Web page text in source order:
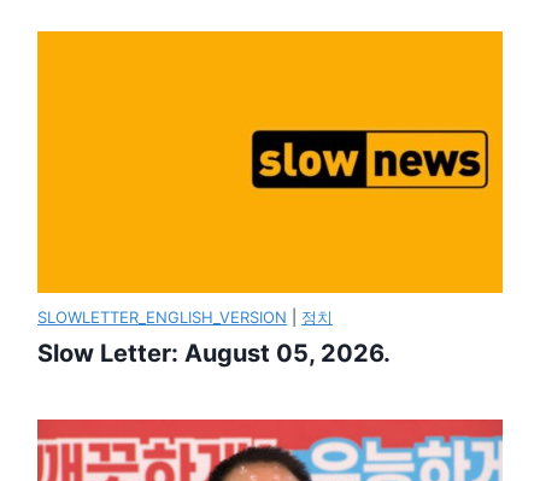
SLOWLETTER_ENGLISH_VERSION 정치
Slow Letter: August 05, 2026.